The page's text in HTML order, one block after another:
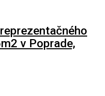
v Poprade,